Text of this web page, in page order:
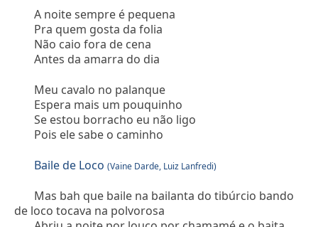
A noite sempre é pequena
Pra quem gosta da folia
Não caio fora de cena
Antes da amarra do dia
Meu cavalo no palanque
Espera mais um pouquinho
Se estou borracho eu não ligo
Pois ele sabe o caminho
Baile de Loco(Vaine Darde, Luiz Lanfredi)
Mas bah que baile na bailanta do tibúrcio bando
de loco tocava na polvorosa